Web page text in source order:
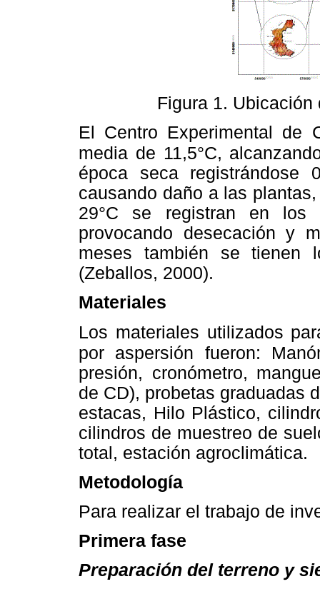
Figura 1.
El Centro Experimental de
media de 11,5°C,
época seca
causando daño a las
29°C se registran en los
provocando desecación y
meses también se tienen
(Zeballos, 2000).
Materiales
Los materiales utilizados
por aspersión fueron:
presión, cronómetro,
de CD), probetas graduadas
estacas, Hilo Plástico,
cilindros de muestreo de
total, estación agroclimática.
Metodología
Para realizar el trabajo de
Primera fase
Preparación del terreno y